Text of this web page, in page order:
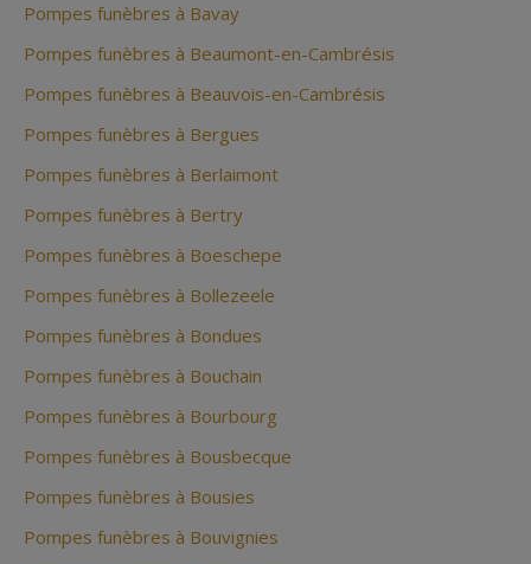
Pompes funèbres à Bavay
Pompes funèbres à Beaumont-en-Cambrésis
Pompes funèbres à Beauvois-en-Cambrésis
Pompes funèbres à Bergues
Pompes funèbres à Berlaimont
Pompes funèbres à Bertry
Pompes funèbres à Boeschepe
Pompes funèbres à Bollezeele
Pompes funèbres à Bondues
Pompes funèbres à Bouchain
Pompes funèbres à Bourbourg
Pompes funèbres à Bousbecque
Pompes funèbres à Bousies
Pompes funèbres à Bouvignies